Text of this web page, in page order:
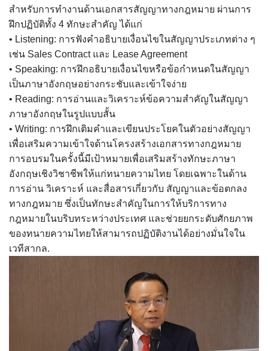
สำหรับการทำงานด้านเอกสารสัญญาทางกฎหมาย ผ่านการ
ฝึกปฏิบัติทั้ง 4 ทักษะสำคัญ ได้แก่
• Listening: การฟังคำอธิบายเงื่อนไขในสัญญาประเภทต่าง ๆ
เช่น Sales Contract และ Lease Agreement
• Speaking: การฝึกอธิบายเงื่อนไขหรือข้อกำหนดในสัญญา
เป็นภาษาอังกฤษอย่างกระชับและเข้าใจง่าย
• Reading: การอ่านและวิเคราะห์ข้อความสำคัญในสัญญา
ภาษาอังกฤษในรูปแบบสั้น
• Writing: การฝึกเติมคำและเขียนประโยคในตัวอย่างสัญญา
เพื่อเสริมความเข้าใจด้านโครงสร้างเอกสารทางกฎหมาย
การอบรมในครั้งนี้มีเป้าหมายเพื่อเสริมสร้างทักษะภาษา
อังกฤษเชิงวิชาชีพให้แก่ทนายความไทย โดยเฉพาะในด้าน
การอ่าน วิเคราะห์ และสื่อสารเกี่ยวกับ สัญญาและข้อตกลง
ทางกฎหมาย ซึ่งเป็นทักษะสำคัญในการให้บริการทาง
กฎหมายในบริบทระหว่างประเทศ และช่วยยกระดับศักยภาพ
ของทนายความไทยให้สามารถปฏิบัติงานได้อย่างมั่นใจใน
เวทีสากล.